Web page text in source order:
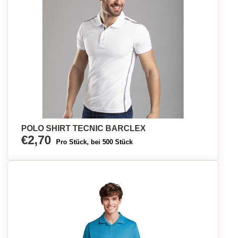
POLO SHIRT TECNIC BARCLEX
€2,70 Pro Stück, bei 500 Stück